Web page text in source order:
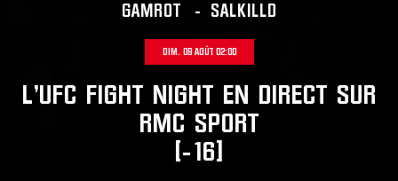
GAMROT - SALKILLD
DIM. 09 AOÛT 02:00
L'UFC FIGHT NIGHT EN DIRECT SUR
RMC SPORT
[-16]